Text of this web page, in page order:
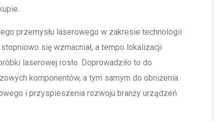
przemysłu laserowego w zakresie technologii
się wzmacniał, a tempo lokalizacji
laserowej rosło. Doprowadziło to do
komponentów, a tym samym do obniżenia
i przyspieszenia rozwoju branży urządzeń